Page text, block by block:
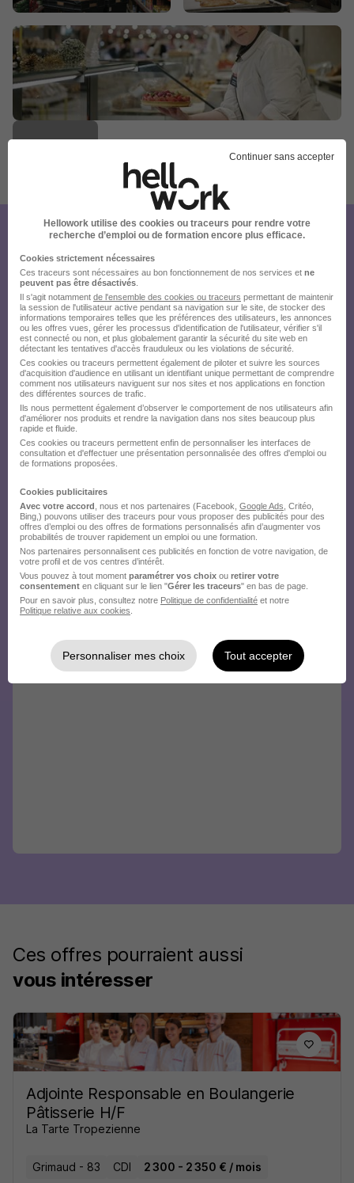
Publiée le 15/07/2026 - Réf : SODILIES 25-19829
Créez votre compte
Hellowork et postulez
sur le site du recruteur !
Ces offres pourraient aussi
vous intéresser
Adjointe Responsable en Boulangerie
Pâtisserie H/F
La Tarte Tropezienne
Grimaud - 83 CDI 2 300 - 2 350 € / mois
Continuer sans accepter
Hellowork utilise des cookies ou traceurs pour rendre votre
recherche d’emploi ou de formation encore plus efficace.
Cookies strictement nécessaires
Ces traceurs sont nécessaires au bon fonctionnement de nos services et ne
peuvent pas être désactivés
Il s'agit notamment de l'ensemble des cookies ou traceurs permettant de maintenir
la session de l'utilisateur active pendant sa navigation sur le site, de stocker des
informations temporaires telles que les préférences des utilisateurs, les annonces
ou les offres vues, gérer les processus d'identification de l'utilisateur, vérifier s'il
est connecté ou non, et plus globalement garantir la sécurité du site web en
détectant les tentatives d'accès frauduleux ou les violations de sécurité.
Ces cookies ou traceurs permettent également de piloter et suivre les sources
d'acquisition d'audience en utilisant un identifiant unique permettant de comprendre
comment nos utilisateurs naviguent sur nos sites et nos applications en fonction
des différentes sources de trafic.
Ils nous permettent également d’observer le comportement de nos utilisateurs afin
d'améliorer nos produits et rendre la navigation dans nos sites beaucoup plus
rapide et fluide.
Ces cookies ou traceurs permettent enfin de personnaliser les interfaces de
consultation et d'effectuer une présentation personnalisée des offres d'emploi ou
de formations proposées.
Cookies publicitaires
Avec votre accord , nous et nos partenaires (Facebook, Google Ads , Critéo,
Bing,) pouvons utiliser des traceurs pour vous proposer des publicités pour des
offres d’emploi ou des offres de formations personnalisés afin d’augmenter vos
probabilités de trouver rapidement un emploi ou une formation.
Nos partenaires personnalisent ces publicités en fonction de votre navigation, de
votre profil et de vos centres d’intérêt.
Vous pouvez à tout moment paramétrer vos choix ou retirer votre
consentement en cliquant sur le lien "Gérer les traceurs" en bas de page.
Pour en savoir plus, consultez notre Politique de confidentialité et notre
Politique relative aux cookies
Personnaliser mes choix Tout accepter